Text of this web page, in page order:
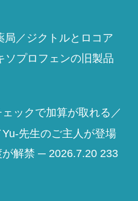
局／ジクトルとロコア
ソプロフェンの旧製品
ックで加算が取れる／
先生のご主人が登場
解禁 ─ 2026.7.20 233